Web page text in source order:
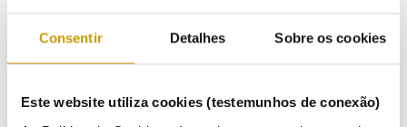
Consentir Detalhes Sobre os cookies
Este website utiliza cookies (testemunhos de conexão)
Diretiva n.º 2/2024, de 16 de janeiro